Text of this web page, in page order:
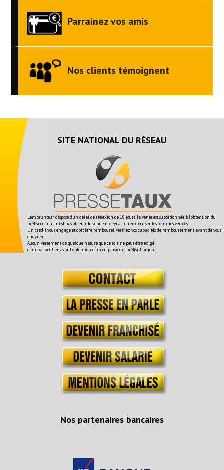
Parrainez vos amis
Nos clients témoignent
SITE NATIONAL DU RÉSEAU
L'emprunteur dispose d'un délai de réflexion de 10 jours, la vente est subordonnée à l'obtention du
prêt si celui-ci n'est pas obtenu, le vendeur devra lui rembourser les sommes versées.
Un crédit vous engage et doit être remboursé. Vérifiez vos capacités de remboursement avant de vous
engager.
Aucun versement de quelque nature que ce soit, ne peut être exigé
d´un particulier, avant obtention d´un ou plusieurs prêt(s) d´argent.
Nos partenaires bancaires